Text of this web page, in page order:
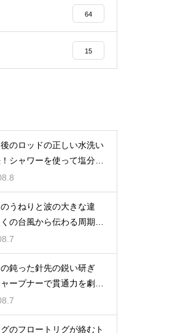
64
15
のロッドの正しい水洗い
シャワーを使って塩分を
うねりと波の大きな違
の台風から伝わる周期の
危険
鈍った針先の鋭い研ぎ
ープナーで貫通力を劇的
のフロートリグが絡むト